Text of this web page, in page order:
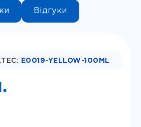
Відгуки
E0019-YELLOW-100ML